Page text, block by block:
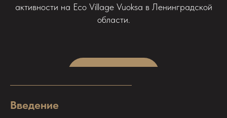
активности на Eco Village Vuoksa в Ленинградской
области.
Введение